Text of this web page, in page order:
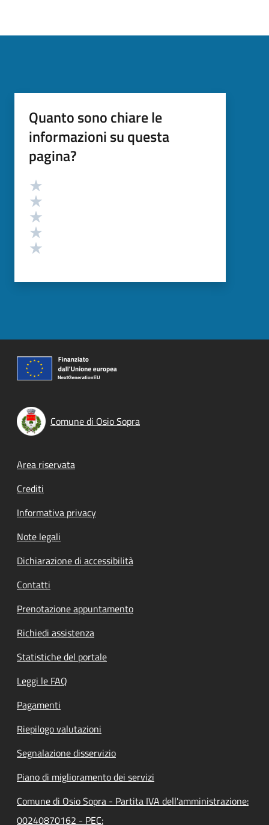
Quanto sono chiare le
informazioni su questa
pagina?
Valutazione
Comune di Osio Sopra
Footer menu
Area riservata
Crediti
Informativa privacy
Note legali
Dichiarazione di accessibilità
Contatti
Prenotazione appuntamento
Richiedi assistenza
Statistiche del portale
Leggi le FAQ
Pagamenti
Riepilogo valutazioni
Segnalazione disservizio
Piano di miglioramento dei servizi
Comune di Osio Sopra - Partita IVA dell'amministrazione:
00240870162 - PEC: